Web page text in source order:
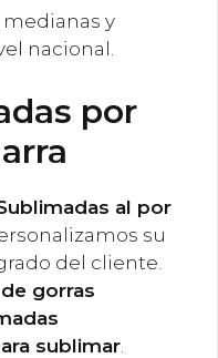
y
nacional.
por
al por
su
del cliente.
gorras
sublimar